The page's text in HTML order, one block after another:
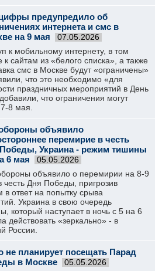
предупредило об
интернета и смс в
на 9 мая
07.05.2026
к мобильному интернету, в том
к сайтам из «белого списка», а также
смс в Москве будут «ограничены»
что это необходимо «для
праздничных мероприятий в День
что ограничения могут
8 мая.
объявило
перемирие в честь
Украина - режим тишины
6 мая
05.05.2026
объявило о перемирии на 8-9
честь Дня Победы, пригрозив
ответ на попытку срыва
Украина в свою очередь
который наступает в ночь с 5 на 6
«зеркально» - в
России.
не планирует посещать Парад
в Москве
05.05.2026